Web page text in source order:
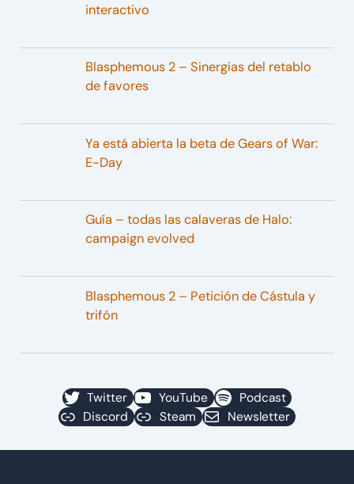
interactivo
Blasphemous 2 – Sinergias del retablo
de favores
Ya está abierta la beta de Gears of War:
E-Day
Guía – todas las calaveras de Halo:
campaign evolved
Blasphemous 2 – Petición de Cástula y
trifón
Twitter YouTube
Podcast
Discord
Steam Newsletter